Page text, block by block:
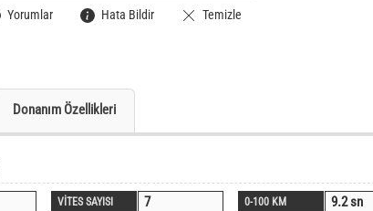
Yorumlar Hata Bildir Temizle
Donanım Özellikleri
VİTES SAYISI 7 0-100 KM 9.2 sn